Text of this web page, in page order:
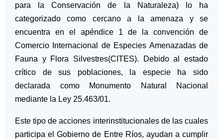
para la Conservación de la Naturaleza) lo ha
categorizado como cercano a la amenaza y se
encuentra en el apéndice 1 de la convención de
Comercio Internacional de Especies Amenazadas de
Fauna y Flora Silvestres(CITES). Debido al estado
crítico de sus poblaciones, la especie ha sido
declarada como Monumento Natural Nacional
mediante la Ley 25.463/01.
Este tipo de acciones interinstitucionales de las cuales
participa el Gobierno de Entre Ríos, ayudan a cumplir